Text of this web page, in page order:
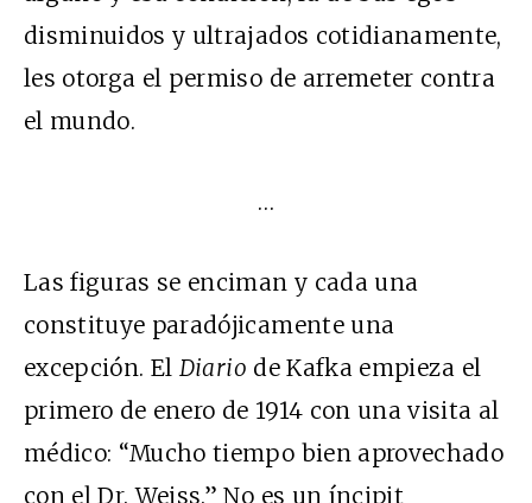
disminuidos y ultrajados cotidianamente,
les otorga el permiso de arremeter contra
el mundo.
…
Las figuras se enciman y cada una
constituye paradójicamente una
excepción. El Diario de Kafka empieza el
primero de enero de 1914 con una visita al
médico: “Mucho tiempo bien aprovechado
con el Dr. Weiss.” No es un íncipit